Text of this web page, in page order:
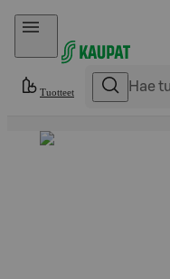
Hyppää sisältöön
Tuotteet